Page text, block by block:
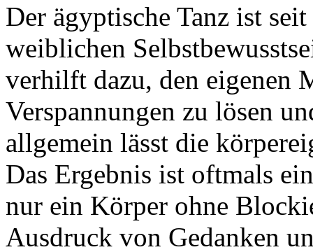
Der ägyptische Tanz ist
weiblichen
verhilft dazu, den eigenen
Verspannungen zu lösen
allgemein lässt die
Das Ergebnis ist oftmals
nur ein Körper ohne
Ausdruck von Gedanken